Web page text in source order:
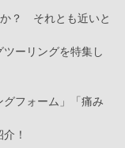
？ それとも近いと
ーリングを特集し
フォーム」「痛み
！